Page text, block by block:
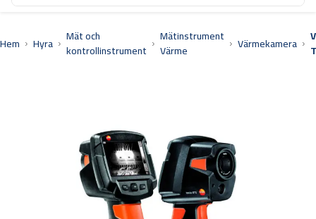
Hem Hyra
Mät och
kontrollinstrument
Mätinstrument
Värme
Värmekamera